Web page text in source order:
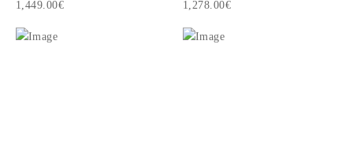
1,449.00€ 1,278.00€